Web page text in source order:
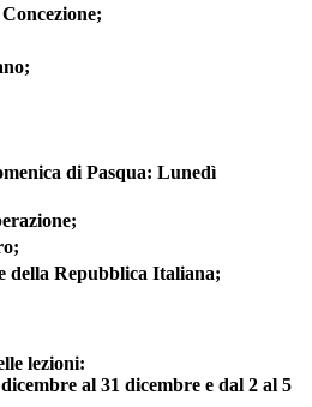
di Pasqua: Lunedì
della Repubblica Italiana;
lezioni:
al 31 dicembre e dal 2 al 5